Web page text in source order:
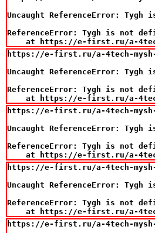
Uncaught ReferenceError: Tygh
ReferenceError: Tygh is not
at https://e-first.ru/a-
https://e-first.ru/a-4tech-mysh-
Uncaught ReferenceError: Tygh
ReferenceError: Tygh is not
at https://e-first.ru/a-
https://e-first.ru/a-4tech-mysh-
Uncaught ReferenceError: Tygh
ReferenceError: Tygh is not
at https://e-first.ru/a-
https://e-first.ru/a-4tech-mysh-
Uncaught ReferenceError: Tygh
ReferenceError: Tygh is not
at https://e-first.ru/a-
https://e-first.ru/a-4tech-mysh-